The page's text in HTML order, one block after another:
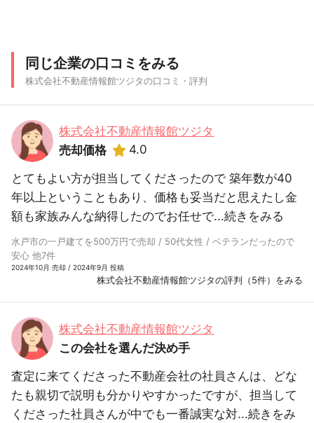
同じ企業の口コミをみる
株式会社不動産情報館ツジタの口コミ・評判
株式会社不動産情報館ツジタ
売却価格
4.0
とてもよい方が担当してくださったので 築年数が40
年以上ということもあり、価格も妥当だと思えたし金
額も家族みんな納得したのでお任せで...続きをみる
水戸市の一戸建てを500万円で売却 / 50代女性 / ベテランだったので
安心 他7件
2024年10月 売却 / 2024年9月 投稿
株式会社不動産情報館ツジタの評判（5件）をみる
株式会社不動産情報館ツジタ
この会社を選んだ決め手
査定に来てくださった不動産会社の社員さんは、どな
たも親切で説明も分かりやすかったですが、担当して
くださった社員さんが中でも一番誠実な対...続きをみ